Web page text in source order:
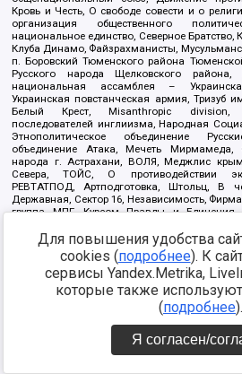
Кровь и Честь, О свободе совести и о
организация общественного
национальное единство, Северное Братство,
Клуба Динамо, Файзрахманисты,
п. Боровский Тюменского района
Русского народа Щелковского района,
национальная ассамблея –
Украинская повстанческая армия, Тризуб
Белый Крест, Misanthropic division,
последователей инглиизма, Народная
Этнополитическое объединение
объединение Атака, Мечеть Мирмамеда,
народа г. Астрахани, ВОЛЯ, Меджлис
Севера, ТОЙС, О противодействии
РЕВТАТПОД, Артподготовка, Штольц, В
Державная, Сектор 16, Независимость,
группа МПГ, Курсом Правды и Единения,
Благотворительный пансионат Ак
Арестантское уголовное единство, Башкорт,
Дафа, Иртыш Ultras, Русский
Сибирский державный союз, Фонд борьбы с
граждан, Штабы Навального, Совет граждан
https://minjust.gov.ru/ru/
Для повышения удобства
cookies (подробнее). К
сервисы Yandex.Metrika,
которые также
(подробнее).
Я согласен/